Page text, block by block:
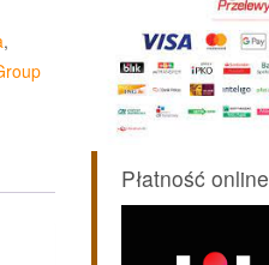
,
Płatność online